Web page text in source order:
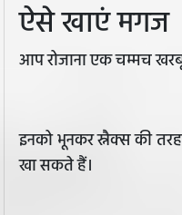
ऐसे खाएं मगज
आप रोजाना एक चम्मच
इनको भूनकर स्नैक्स की
खा सकते हैं।